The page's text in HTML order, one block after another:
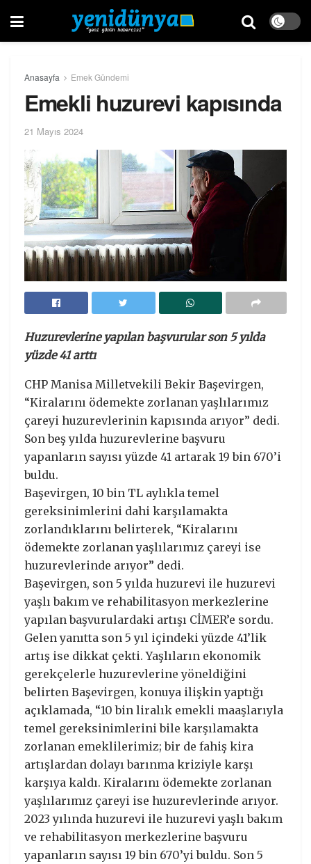
Anasayfa Emek Gündemi
Emekli huzurevi kapısında
21 Mayıs 2024
Huzurevlerine yapılan başvurular son 5 yılda
yüzde 41 arttı
CHP Manisa Milletvekili Bekir Başevirgen,
“Kiralarını ödemekte zorlanan yaşlılarımız
çareyi huzurevlerinin kapısında arıyor” dedi.
Son beş yılda huzurevlerine başvuru
yapanların sayısı yüzde 41 artarak 19 bin 670’i
buldu.
Başevirgen, 10 bin TL aylıkla temel
gereksinimlerini dahi karşılamakta
zorlandıklarını belirterek, “Kiralarını
ödemekte zorlanan yaşlılarımız çareyi ise
huzurevlerinde arıyor” dedi.
Başevirgen, son 5 yılda huzurevi ile huzurevi
yaşlı bakım ve rehabilitasyon merkezlerine
yapılan başvurulardaki artışı CİMER’e sordu.
Gelen yanıtta son 5 yıl içindeki yüzde 41’lik
artış ise dikkat çekti. Yaşlıların ekonomik
gerekçelerle huzurevlerine yöneldiğini
belirten Başevirgen, konuya ilişkin yaptığı
açıklamada, “10 bin liralık emekli maaşlarıyla
temel gereksinimlerini bile karşılamakta
zorlanan emeklilerimiz; bir de fahiş kira
artışlardan dolayı barınma kriziyle karşı
karşıya kaldı. Kiralarını ödemekte zorlanan
yaşlılarımız çareyi ise huzurevlerinde arıyor.
2023 yılında huzurevi ile huzurevi yaşlı bakım
ve rehabilitasyon merkezlerine başvuru
yapanların sayısı 19 bin 670’yi buldu. Son 5